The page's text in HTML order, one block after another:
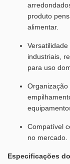
produto
alimentar.
industriais,
para uso
Compatível
no mercado.
Especificações